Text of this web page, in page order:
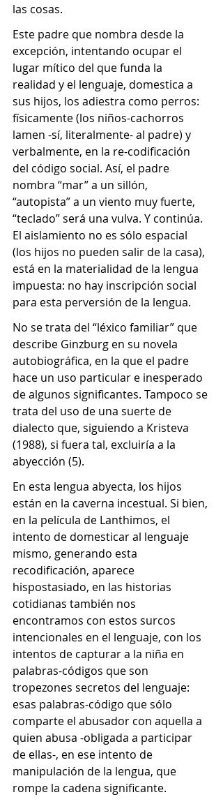
las cosas.
Este padre que nombra desde la
excepción, intentando ocupar el
lugar mítico del que funda la
realidad y el lenguaje, domestica a
sus hijos, los adiestra como perros:
físicamente (los niños-cachorros
lamen -sí, literalmente- al padre) y
verbalmente, en la re-codificación
del código social. Así, el padre
nombra “mar”a un sillón,
“autopista” a un viento muy fuerte,
“teclado” será una vulva. Y continúa.
El aislamiento no es sólo espacial
(los hijos no pueden salir de la casa),
está en la materialidad de la lengua
impuesta: no hay inscripción social
para esta perversión de la lengua.
No se trata del “léxico familiar” que
describe Ginzburg en su novela
autobiográfica, en la que el padre
hace un uso particular e inesperado
de algunos significantes. Tampoco se
trata del uso de una suerte de
dialecto que, siguiendo a Kristeva
(1988), si fuera tal, excluiría a la
abyección (5).
En esta lengua abyecta, los hijos
están en la caverna incestual. Si bien,
en la película de Lanthimos, el
intento de domesticar al lenguaje
mismo, generando esta
recodificación, aparece
hispostasiado, en las historias
cotidianas también nos
encontramos con estos surcos
intencionales en el lenguaje, con los
intentos de capturar a la niña en
palabras-códigos que son
tropezones secretos del lenguaje:
esas palabras-código que sólo
comparte el abusador con aquella a
quien abusa -obligada a participar
de ellas-, en ese intento de
manipulación de la lengua, que
rompe la cadena significante.